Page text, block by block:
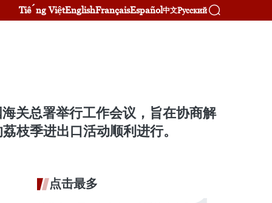
Tiếng ViệtEnglishFrançaisEspañol中文Русский
关总署举行工作会议，旨在协商解
枝季进出口活动顺利进行。
点击最多